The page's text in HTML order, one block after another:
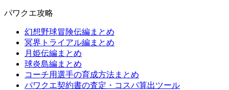
パワクエ攻略
幻想野球冒険伝編まとめ
冥界トライアル編まとめ
月姫伝編まとめ
球炎島編まとめ
コーチ用選手の育成方法まとめ
パワクエ契約書の査定・コスパ算出ツール